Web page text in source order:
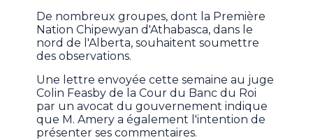
De nombreux groupes, dont la Première
Nation Chipewyan d'Athabasca, dans le
nord de l'Alberta, souhaitent soumettre
des observations.
Une lettre envoyée cette semaine au juge
Colin Feasby de la Cour du Banc du Roi
par un avocat du gouvernement indique
que M. Amery a également l'intention de
présenter ses commentaires.